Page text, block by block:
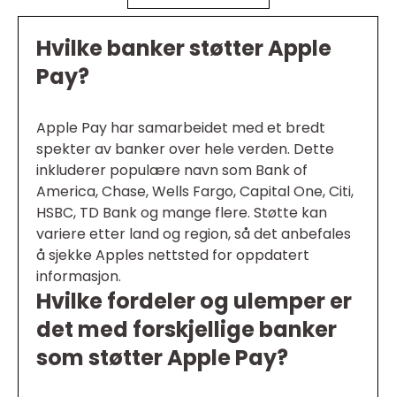
Hvilke banker støtter Apple
Pay?
Apple Pay har samarbeidet med et bredt
spekter av banker over hele verden. Dette
inkluderer populære navn som Bank of
America, Chase, Wells Fargo, Capital One, Citi,
HSBC, TD Bank og mange flere. Støtte kan
variere etter land og region, så det anbefales
å sjekke Apples nettsted for oppdatert
informasjon.
Hvilke fordeler og ulemper er
det med forskjellige banker
som støtter Apple Pay?